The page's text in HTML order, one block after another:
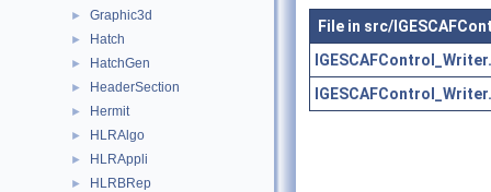
► Graphic3d
► Hatch
► HatchGen
► HeaderSection
► Hermit
► HLRAlgo
► HLRAppli
► HLRBRep
File in src/